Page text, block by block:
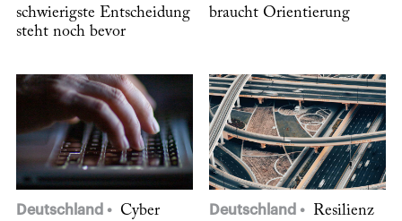
schwierigste Entscheidung
steht noch bevor
braucht Orientierung
Deutschland
Cyber
Deutschland
Resilienz